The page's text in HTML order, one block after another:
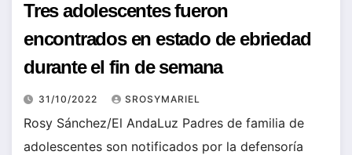
Tres adolescentes fueron
encontrados en estado de ebriedad
durante el fin de semana
31/10/2022 SROSYMARIEL
Rosy Sánchez/El AndaLuz Padres de familia de
adolescentes son notificados por la defensoría